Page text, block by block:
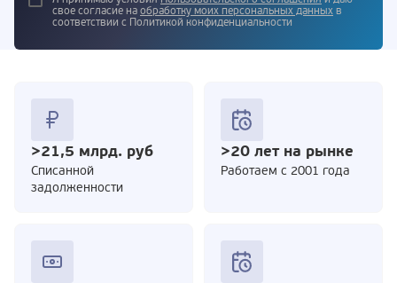
свое согласие на обработку моих персональных данных в
соответствии с Политикой конфиденциальности
>21,5 млрд. руб
Cписанной
задолженности
>20 лет на рынке
Работаем с 2001 года